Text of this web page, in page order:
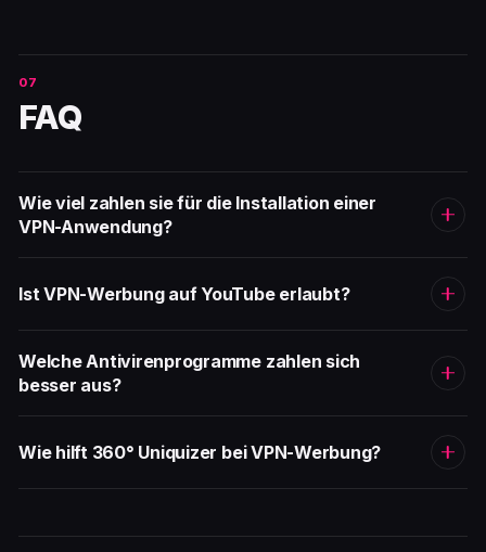
FAQ
Wie viel zahlen sie für die Installation einer
VPN-Anwendung?
Ist VPN-Werbung auf YouTube erlaubt?
Welche Antivirenprogramme zahlen sich
besser aus?
Wie hilft 360° Uniquizer bei VPN-Werbung?